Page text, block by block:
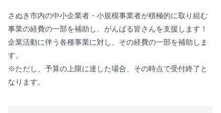
さぬき市内の中小企業者・小規模事業者が積極的に取り組む
事業の経費の一部を補助し、がんばる皆さんを支援します！
企業活動に伴う各種事業に対し、その経費の一部を補助しま
す。
※ただし、予算の上限に達した場合、その時点で受付終了と
なります。